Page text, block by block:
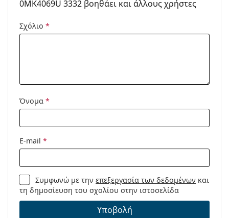
να βρείτε περισσότερα μοντέλα ή δείτε τονοδηγό
σας.
0MK4069U 3332 βοηθάει και άλλους χρήστες
Σχόλιο *
Όνομα *
E-mail *
Συμφωνώ με τηνεπεξεργασία των δεδομένων και
τη δημοσίευση του σχολίου στην ιστοσελίδα
Υποβολή